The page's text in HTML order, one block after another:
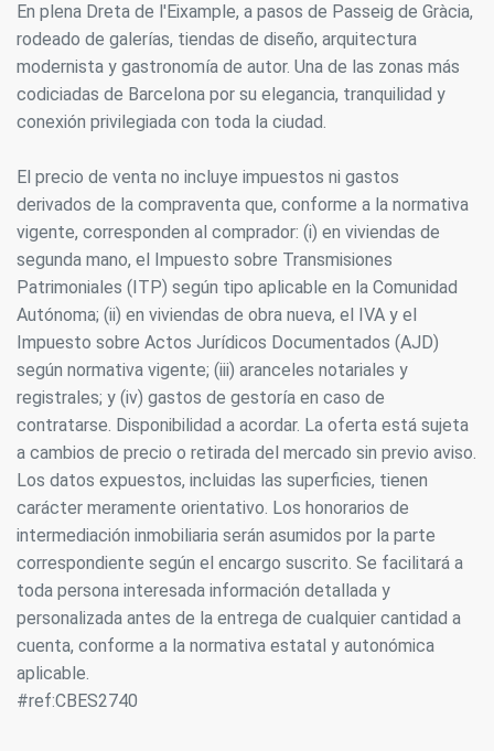
En plena Dreta de l'Eixample, a pasos de Passeig de Gràcia,
rodeado de galerías, tiendas de diseño, arquitectura
modernista y gastronomía de autor. Una de las zonas más
codiciadas de Barcelona por su elegancia, tranquilidad y
conexión privilegiada con toda la ciudad.
El precio de venta no incluye impuestos ni gastos
derivados de la compraventa que, conforme a la normativa
vigente, corresponden al comprador: (i) en viviendas de
segunda mano, el Impuesto sobre Transmisiones
Patrimoniales (ITP) según tipo aplicable en la Comunidad
Autónoma; (ii) en viviendas de obra nueva, el IVA y el
Impuesto sobre Actos Jurídicos Documentados (AJD)
según normativa vigente; (iii) aranceles notariales y
registrales; y (iv) gastos de gestoría en caso de
contratarse. Disponibilidad a acordar. La oferta está sujeta
a cambios de precio o retirada del mercado sin previo aviso.
Los datos expuestos, incluidas las superficies, tienen
carácter meramente orientativo. Los honorarios de
intermediación inmobiliaria serán asumidos por la parte
correspondiente según el encargo suscrito. Se facilitará a
toda persona interesada información detallada y
personalizada antes de la entrega de cualquier cantidad a
cuenta, conforme a la normativa estatal y autonómica
aplicable.
#ref:CBES2740
Modificar cookies
Técnicas y funcionales
Siempre activas
Este sitio web utiliza Cookies propias para recopilar
información con la finalidad de mejorar nuestros servicios.
Si continua navegando, supone la aceptación de la
instalación de las mismas. El usuario tiene la posibilidad
de configurar su navegador pudiendo, si así lo desea,
impedir que sean instaladas en su disco duro, aunque
deberá tener en cuenta que dicha acción podrá ocasionar
dificultades de navegación de la página web.
Analíticas y personalización
Permiten realizar el seguimiento y análisis del
comportamiento de los usuarios de este sitio web. La
información recogida mediante este tipo de cookies se